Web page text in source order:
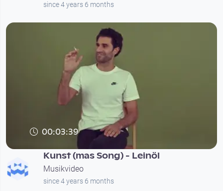
since 4 years 6 months
00:03:39
Kunst (mas Song) - Leinöl
Musikvideo
since 4 years 6 months